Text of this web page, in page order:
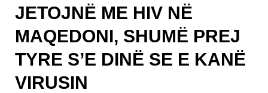
JETOJNË ME HIV NË
MAQEDONI, SHUMË PREJ
TYRE S’E DINË SE E KANË
VIRUSIN